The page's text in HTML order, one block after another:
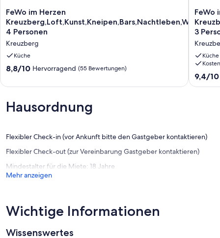
FeWo
im
Herzen
Kreuzberg,Loft,Kunst,Kneipen,Bars,Nachtleben,WiFi,bis
4
Personen
Kreuzberg
FeWo im Herzen
Kreuzberg,Loft,Kunst,Kneipen,Bars,Nachtleben,WiFi,bis
4 Personen
Kreuzberg
Küche
8.8
10,
(55
Bewertungen)
8,8/10 Hervorragend (55 Bewertungen)
FeWo
in
Berlin-
3
FeWo
3
Küche
9.4
von
9,4/10
Hausordnung
Flexibler Check-in (vor Ankunft bitte den Gastgeber kontaktieren)
Flexibler Check-out (zur Vereinbarung Gastgeber kontaktieren)
Mindestalter für die Miete: 18 Jahre
Mehr anzeigen
Wichtige Informationen
Wissenswertes